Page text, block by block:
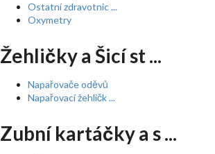
Ostatní zdravotnic ...
Oxymetry
Žehličky a Šicí st ...
Napařovače oděvů
Napařovací žehličk ...
Zubní kartáčky a s ...